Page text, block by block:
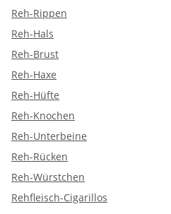
Reh-Rippen
Reh-Hals
Reh-Brust
Reh-Haxe
Reh-Hüfte
Reh-Knochen
Reh-Unterbeine
Reh-Rücken
Reh-Würstchen
Rehfleisch-Cigarillos